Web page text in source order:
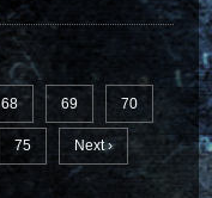
68 69 70
75 Next ›